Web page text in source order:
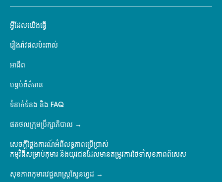
អ្វីដែលយើងធ្វើ
រឿងរ៉ាវផលប៉ះពាល់
អាជីព
បន្ទប់ព័ត៌មាន
ទំនាក់ទំនង និង FAQ
ផតថលក្រុមប្រឹក្សាភិបាល
សេចក្តីថ្លែងការណ៍អំពីលទ្ធភាពប្រើប្រាស់
កម្មវិធីសម្រាប់កុមារ និងយុវជនដែលមានតម្រូវការថែទាំសុខភាពពិសេស
សុខភាពកុមារវេជ្ជសាស្ត្រស្ទែនហ្វដ